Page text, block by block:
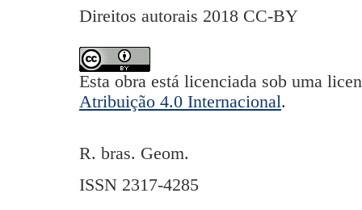
Direitos autorais 2018 CC-BY
Esta obra está licenciada sob uma
Atribuição 4.0 Internacional.
R. bras. Geom.
ISSN 2317-4285